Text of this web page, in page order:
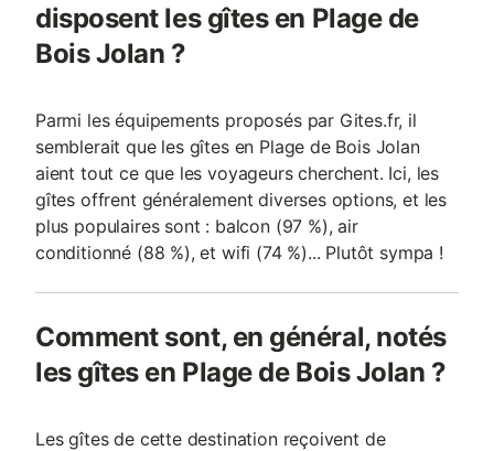
disposent les gîtes en Plage de
Bois Jolan ?
Parmi les équipements proposés par Gites.fr, il
semblerait que les gîtes en Plage de Bois Jolan
aient tout ce que les voyageurs cherchent. Ici, les
gîtes offrent généralement diverses options, et les
plus populaires sont : balcon (97 %), air
conditionné (88 %), et wifi (74 %)... Plutôt sympa !
Comment sont, en général, notés
les gîtes en Plage de Bois Jolan ?
Les gîtes de cette destination reçoivent de